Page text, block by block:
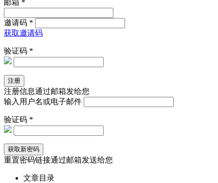
邮箱 *
邀请码 *
获取邀请码
验证码 *
注册信息通过邮箱发给您
输入用户名或电子邮件
验证码 *
重置密码链接通过邮箱发送给您
文章目录